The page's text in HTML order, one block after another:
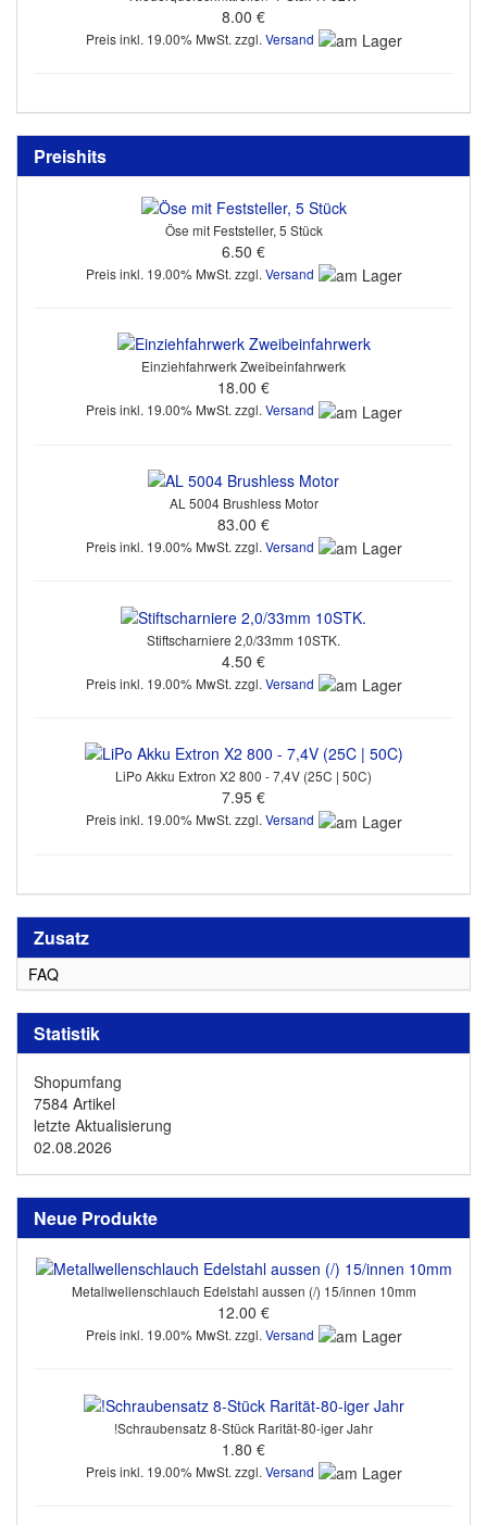
8.00 €
Preis inkl. 19.00% MwSt. zzgl. Versand
Preishits
Öse mit Feststeller, 5 Stück
6.50 €
Preis inkl. 19.00% MwSt. zzgl. Versand
Einziehfahrwerk Zweibeinfahrwerk
18.00 €
Preis inkl. 19.00% MwSt. zzgl. Versand
AL 5004 Brushless Motor
83.00 €
Preis inkl. 19.00% MwSt. zzgl. Versand
Stiftscharniere 2,0/33mm 10STK.
4.50 €
Preis inkl. 19.00% MwSt. zzgl. Versand
LiPo Akku Extron X2 800 - 7,4V (25C | 50C)
7.95 €
Preis inkl. 19.00% MwSt. zzgl. Versand
Zusatz
FAQ
Statistik
Shopumfang
7584 Artikel
letzte Aktualisierung
02.08.2026
Neue Produkte
Metallwellenschlauch Edelstahl aussen (/) 15/innen 10mm
12.00 €
Preis inkl. 19.00% MwSt. zzgl. Versand
!Schraubensatz 8-Stück Rarität-80-iger Jahr
1.80 €
Preis inkl. 19.00% MwSt. zzgl. Versand